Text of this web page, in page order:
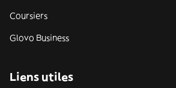
Coursiers
Glovo Business
Liens utiles